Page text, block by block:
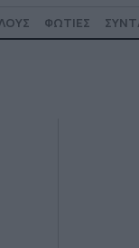
ΦΩΤΙΕΣ